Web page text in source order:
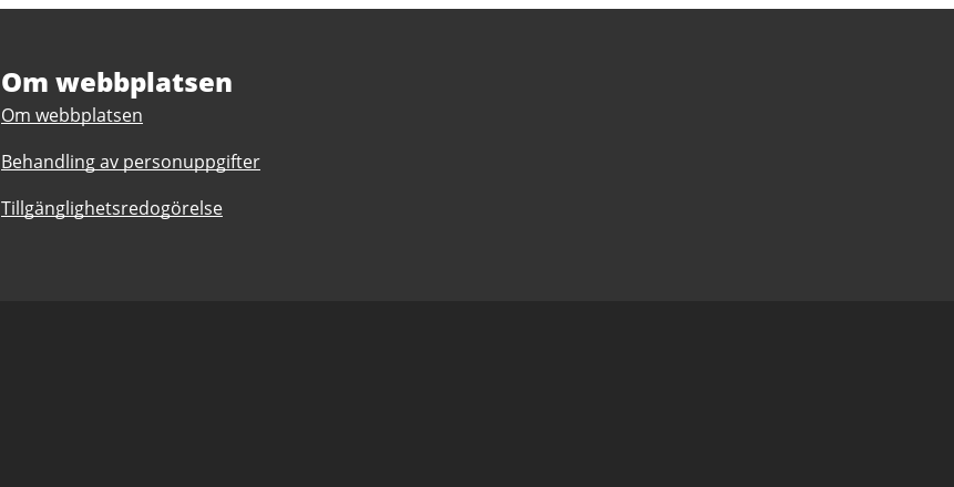
Om webbplatsen
Om webbplatsen
Behandling av personuppgifter
Tillgänglighetsredogörelse